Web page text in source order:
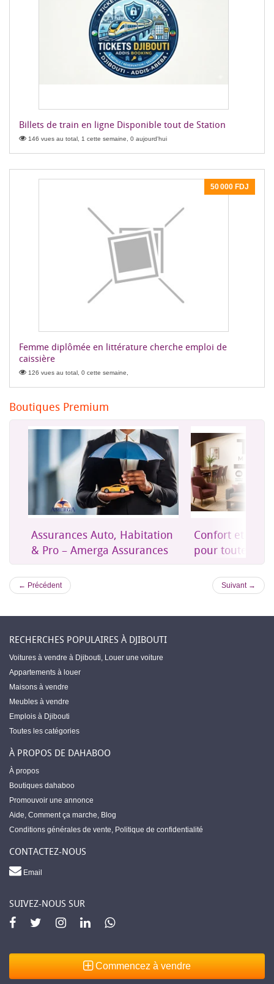
Billets de train en ligne Disponible tout de Station
146 vues au total, 1 cette semaine, 0 aujourd'hui
50 000 FDJ
Femme diplômée en littérature cherche emploi de
caissière
126 vues au total, 0 cette semaine,
Boutiques Premium
Confort et mobilier moderne
pour toute la maison
Une
accessible à
← Précédent Suivant →
RECHERCHES POPULAIRES À DJIBOUTI
Voitures à vendre à Djibouti, Louer une voiture
Appartements à louer
Maisons à vendre
Meubles à vendre
Emplois à Djibouti
Toutes les catégories
À PROPOS DE DAHABOO
À propos
Boutiques dahaboo
Promouvoir une annonce
Aide, Comment ça marche, Blog
Conditions générales de vente, Politique de confidentialité
CONTACTEZ-NOUS
Email
SUIVEZ-NOUS SUR
Commencez à vendre